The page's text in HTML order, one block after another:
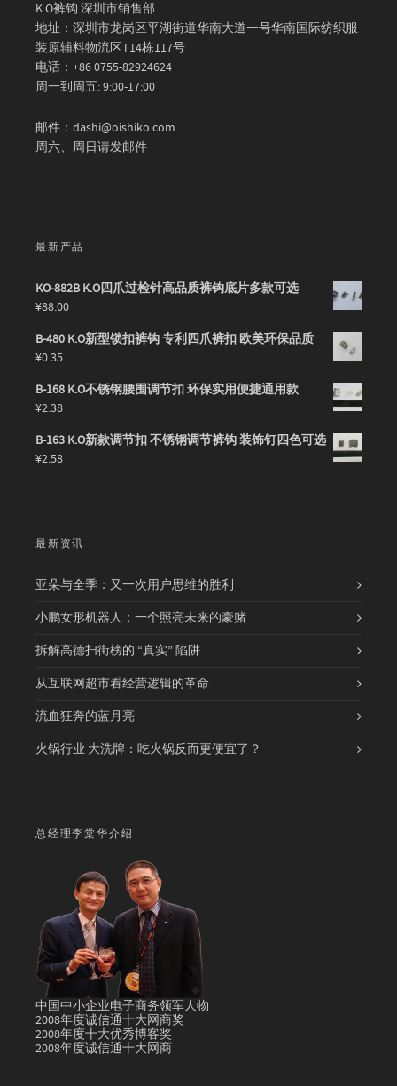
K.O裤钩 深圳市销售部
地址：深圳市龙岗区平湖街道华南大道一号华南国际纺织服
装原辅料物流区T14栋117号
电话：+86 0755-82924624
周一到周五: 9:00-17:00
邮件：dashi@oishiko.com
周六、周日请发邮件
最新产品
KO-882B K.O四爪过检针高品质裤钩底片多款可选
¥88.00
B-480 K.O新型锁扣裤钩 专利四爪裤扣 欧美环保品质
¥0.35
B-168 K.O不锈钢腰围调节扣 环保实用便捷通用款
¥2.38
B-163 K.O新款调节扣 不锈钢调节裤钩 装饰钉四色可选
¥2.58
最新资讯
亚朵与全季：又一次用户思维的胜利
小鹏女形机器人：一个照亮未来的豪赌
拆解高德扫街榜的 “真实” 陷阱
从互联网超市看经营逻辑的革命
流血狂奔的蓝月亮
火锅行业 大洗牌：吃火锅反而更便宜了？
总经理李棠华介绍
中国中小企业电子商务领军人物
2008年度诚信通十大网商奖
2008年度十大优秀博客奖
2008年度诚信通十大网商